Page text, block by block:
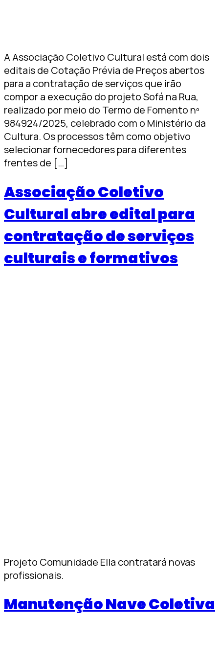
A Associação Coletivo Cultural está com dois
editais de Cotação Prévia de Preços abertos
para a contratação de serviços que irão
compor a execução do projeto Sofá na Rua,
realizado por meio do Termo de Fomento nº
984924/2025, celebrado com o Ministério da
Cultura. Os processos têm como objetivo
selecionar fornecedores para diferentes
frentes de […]
Associação Coletivo
Cultural abre edital para
contratação de serviços
culturais e formativos
Projeto Comunidade Ella contratará novas
profissionais.
Manutenção Nave Coletiva